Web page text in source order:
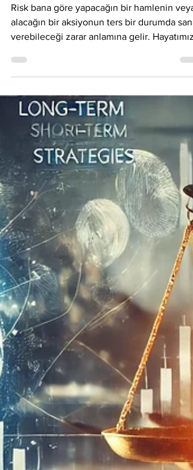
Risk Nedir? Risk Yönetimi
Nedir?
Risk bana göre yapacağın bir hamlenin veya
her alanında risk ile iç içe yaşarız. Ancak
aldığınız aksiyona göre değişiklik gösterir.
Örneğin evin anahtarını unutup 10.kattaki
balkondan kendi balkonunuza geçmeye
çalışmak absürt bir risktir. Ancak çilingir
çağırıp ona güvenmek de bir risktir. İkisi
arasındaki en büyük fark birinde riski yok
etmiş olmak değildir, birinde riski minimize